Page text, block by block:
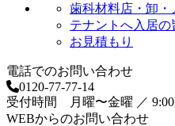
歯科材料店・卸・
テナントへ入居の
お見積もり
電話でのお問い合わせ
0120-77-77-14
受付時間 月曜〜金曜 ／ 9:00
WEBからのお問い合わせ